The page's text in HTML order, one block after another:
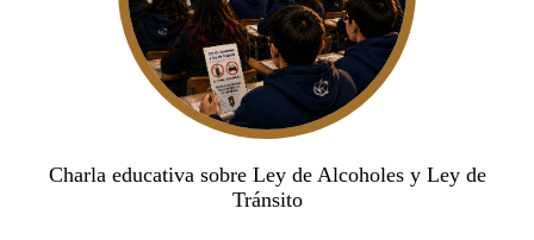
Charla educativa sobre Ley de Alcoholes y Ley de
Tránsito